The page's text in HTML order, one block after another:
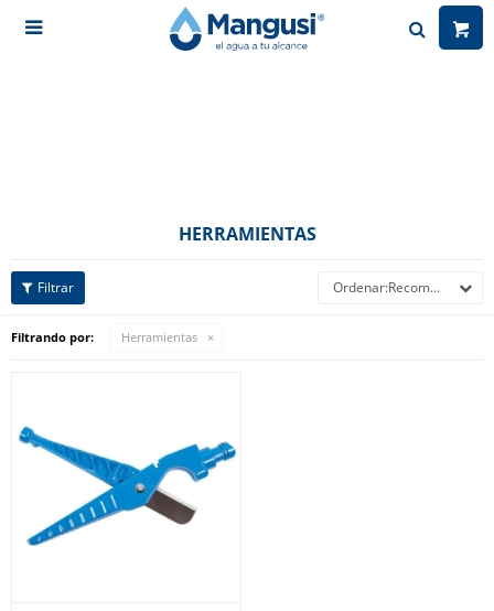

HERRAMIENTAS
Recomendados
Filtrando por: Herramientas